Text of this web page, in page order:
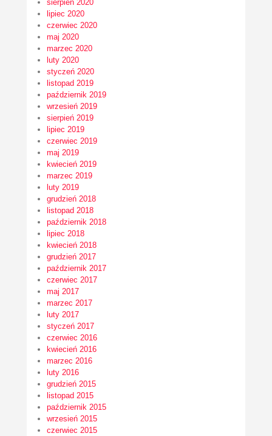
sierpień 2020
lipiec 2020
czerwiec 2020
maj 2020
marzec 2020
luty 2020
styczeń 2020
listopad 2019
październik 2019
wrzesień 2019
sierpień 2019
lipiec 2019
czerwiec 2019
maj 2019
kwiecień 2019
marzec 2019
luty 2019
grudzień 2018
listopad 2018
październik 2018
lipiec 2018
kwiecień 2018
grudzień 2017
październik 2017
czerwiec 2017
maj 2017
marzec 2017
luty 2017
styczeń 2017
czerwiec 2016
kwiecień 2016
marzec 2016
luty 2016
grudzień 2015
listopad 2015
październik 2015
wrzesień 2015
czerwiec 2015